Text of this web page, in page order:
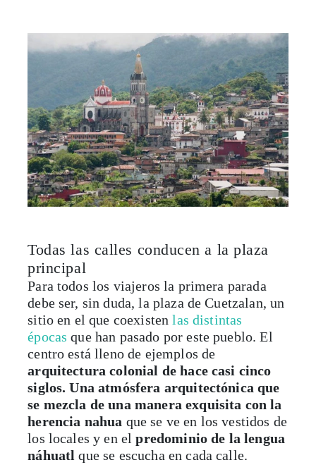
Todas las calles conducen a la plaza
principal
Para todos los viajeros la primera parada
debe ser, sin duda, la plaza de Cuetzalan, un
sitio en el que coexisten las distintas
épocas que han pasado por este pueblo. El
centro está lleno de ejemplos de
arquitectura colonial de hace casi cinco
siglos. Una atmósfera arquitectónica que
se mezcla de una manera exquisita con la
herencia nahua que se ve en los vestidos de
los locales y en elpredominio de la lengua
náhuatl que se escucha en cada calle.